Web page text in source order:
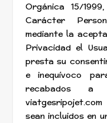
Orgánica 15/
Carácter
mediante la
Privacidad el
presta su
e inequívoco
recabados
sean incluidos en